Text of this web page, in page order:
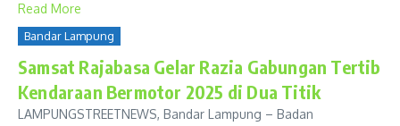
Read More
Bandar Lampung
Samsat Rajabasa Gelar Razia Gabungan Tertib
Kendaraan Bermotor 2025 di Dua Titik
LAMPUNGSTREETNEWS, Bandar Lampung – Badan